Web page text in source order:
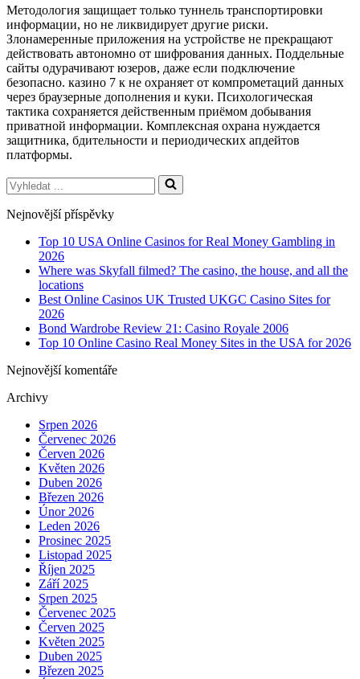
Методология защищает только туннель транспортировки
информации, но не ликвидирует другие риски.
Злонамеренные приложения на устройстве не прекращают
действовать автономно от шифрования данных. Поддельные
сайты одурачивают юзеров, даже если подключение
безопасно. казино 7 к не охраняет от компрометаций данных
через браузерные дополнения и куки. Психологическая
тактика сохраняется действенным приёмом добывания
приватной информации. Комплексная охрана нуждается
защитника, бдительности и периодических апдейтов
платформы.
Vyhledat
...
Nejnovější příspěvky
Top 10 USA Online Casinos for Real Money Gambling in
2026
Where was Skyfall filmed? The casino, the house, and all the
locations
Best Online Casinos UK Trusted UKGC Casino Sites for
2026
Bond Wardrobe Review 21: Casino Royale 2006
Top 10 Online Casino Real Money Sites in the USA for 2026
Nejnovější komentáře
Archivy
Srpen 2026
Červenec 2026
Červen 2026
Květen 2026
Duben 2026
Březen 2026
Únor 2026
Leden 2026
Prosinec 2025
Listopad 2025
Říjen 2025
Září 2025
Srpen 2025
Červenec 2025
Červen 2025
Květen 2025
Duben 2025
Březen 2025